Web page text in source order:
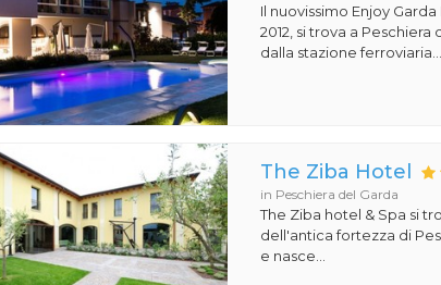
Il nuovissimo Enjoy
2012, si trova a
dalla stazione ferroviaria...
The Ziba Hotel
in Peschiera del Garda
The Ziba hotel & Spa si
dell'antica fortezza di
e nasce...